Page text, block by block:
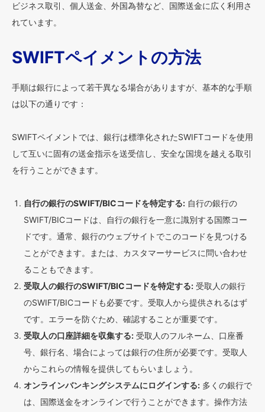
ビジネス取引、個人送金、外国為替など、国際送金に広く利用さ
れています。
SWIFTペイメントの方法
手順は銀行によって若干異なる場合がありますが、基本的な手順
は以下の通りです：
SWIFTペイメントでは、銀行は標準化されたSWIFTコードを使用
して互いに固有の送金指示を送受信し、安全な国境を越える取引
を行うことができます。
自行の銀行のSWIFT/BICコードを特定する: 自行の銀行の
SWIFT/BICコードは、自行の銀行を一意に識別する国際コー
ドです。通常、銀行のウェブサイトでこのコードを見つける
ことができます。または、カスタマーサービスに問い合わせ
ることもできます。
受取人の銀行のSWIFT/BICコードを特定する: 受取人の銀行
のSWIFT/BICコードも必要です。受取人から提供されるはず
です。エラーを防ぐため、確認することが重要です。
受取人の口座詳細を収集する: 受取人のフルネーム、口座番
号、銀行名、場合によっては銀行の住所が必要です。受取人
からこれらの情報を提供してもらいましょう。
オンラインバンキングシステムにログインする: 多くの銀行で
は、国際送金をオンラインで行うことができます。操作方法